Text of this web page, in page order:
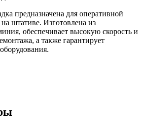
предназначена для оперативной
штативе. Изготовлена из
обеспечивает высокую скорость и
а также гарантирует